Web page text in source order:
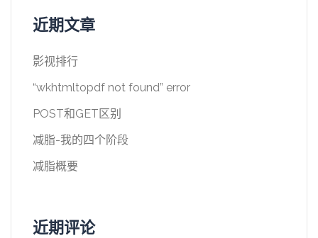
近期文章
影视排行
“wkhtmltopdf not found” error
POST和GET区别
减脂-我的四个阶段
减脂概要
近期评论